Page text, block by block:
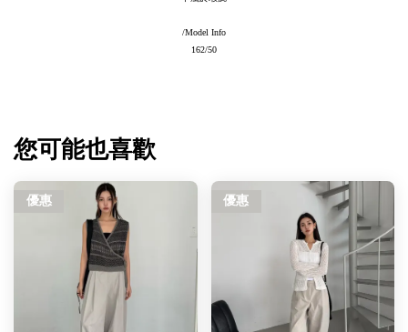
/Model Info
162/50
您可能也喜歡
優惠 優惠